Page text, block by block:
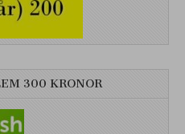
300 KRONOR